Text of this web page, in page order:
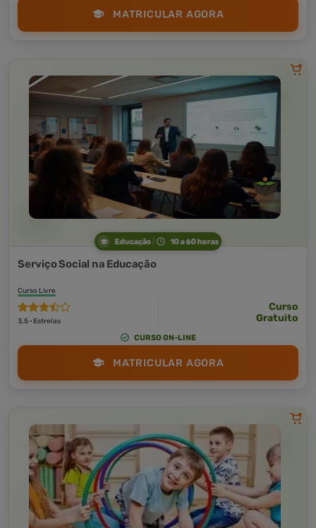
MATRICULAR AGORA
Educação 10 a 60 horas
Serviço Social na Educação
Curso Livre
3,5 · Estrelas
Curso
Gratuito
CURSO ON-LINE
MATRICULAR AGORA